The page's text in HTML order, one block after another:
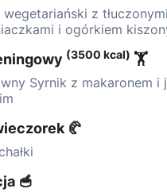
wegetariański z tłuczonymi
i ogórkiem
(3500 kcal) 🏋️
Syrnik z makaronem i
🥐
🥣